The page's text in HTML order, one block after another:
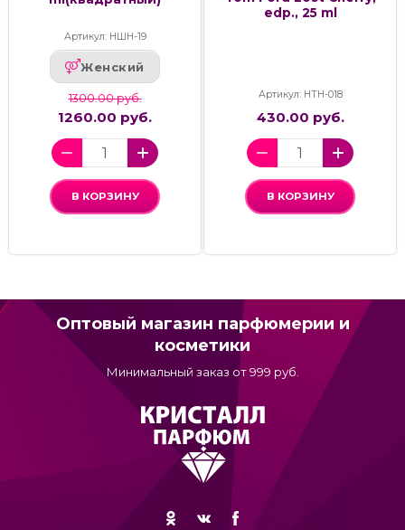
Артикул: НШН-19
Женский
1300.00 руб.
1260.00 руб.
В КОРЗИНУ
edp., 25 ml
Артикул: НТН-018
430.00 руб.
В КОРЗИНУ
Оптовый магазин парфюмерии и
косметики
Минимальный заказ от 999 руб.